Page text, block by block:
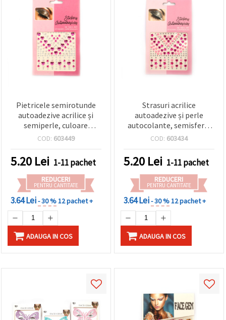
Pietricele semirotunde
autoadezive acrilice și
semiperle, culoare
ciclamen - 159 buc.
COD: 603449
5.20 Lei 1-11 pachet
REDUCERI
PENTRU CANTITATE
3.64 Lei- 30 %12 pachet +
ADAUGA IN COS
Strasuri acrilice
autoadezive și perle
autocolante, semisfere,
roz - 159 buc.
COD: 603434
5.20 Lei 1-11 pachet
REDUCERI
PENTRU CANTITATE
3.64 Lei- 30 %12 pachet +
ADAUGA IN COS